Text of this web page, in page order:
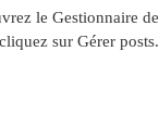
le Gestionnaire de
sur Gérer posts.